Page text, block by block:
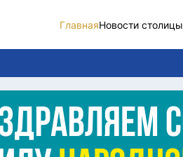
ГлавнаяНовости столицы